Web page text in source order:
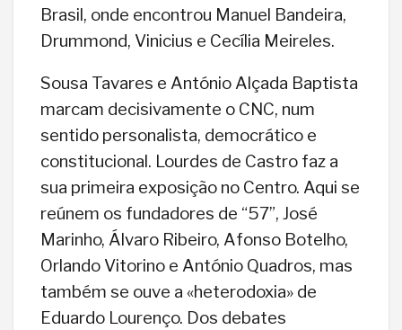
Brasil, onde encontrou Manuel Bandeira,
Drummond, Vinicius e Cecília Meireles.
Sousa Tavares e António Alçada Baptista
marcam decisivamente o CNC, num
sentido personalista, democrático e
constitucional. Lourdes de Castro faz a
sua primeira exposição no Centro. Aqui se
reúnem os fundadores de “57”, José
Marinho, Álvaro Ribeiro, Afonso Botelho,
Orlando Vitorino e António Quadros, mas
também se ouve a «heterodoxia» de
Eduardo Lourenço. Dos debates